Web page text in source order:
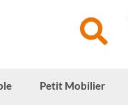
Petit Mobilier